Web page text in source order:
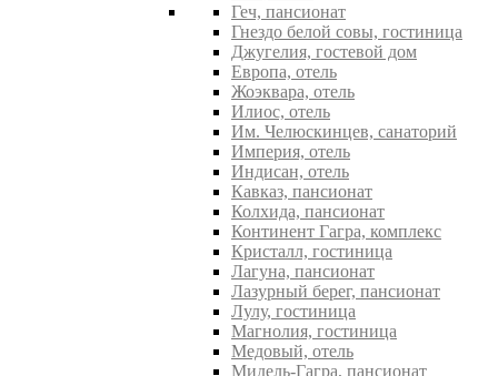
Геч, пансионат
Гнездо белой совы, гостиница
Джугелия, гостевой дом
Европа, отель
Жоэквара, отель
Илиос, отель
Им. Челюскинцев, санаторий
Империя, отель
Индисан, отель
Кавказ, пансионат
Колхида, пансионат
Континент Гагра, комплекс
Кристалл, гостиница
Лагуна, пансионат
Лазурный берег, пансионат
Лулу, гостиница
Магнолия, гостиница
Медовый, отель
Мидель-Гагра, пансионат